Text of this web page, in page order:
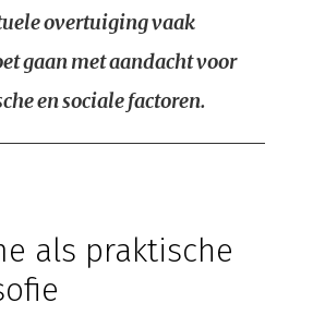
overtuiging vaak
gaan met aandacht voor
en sociale factoren.
als praktische